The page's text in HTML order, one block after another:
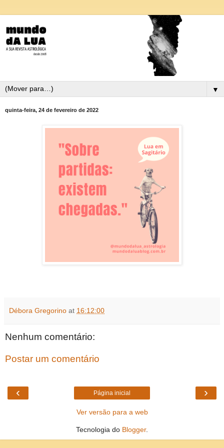
▼
quinta-feira, 24 de fevereiro de 2022
Débora Gregorino at 16:12:00
Nenhum comentário:
Postar um comentário
‹ ›
Página inicial
Ver versão para a web
Tecnologia do Blogger.